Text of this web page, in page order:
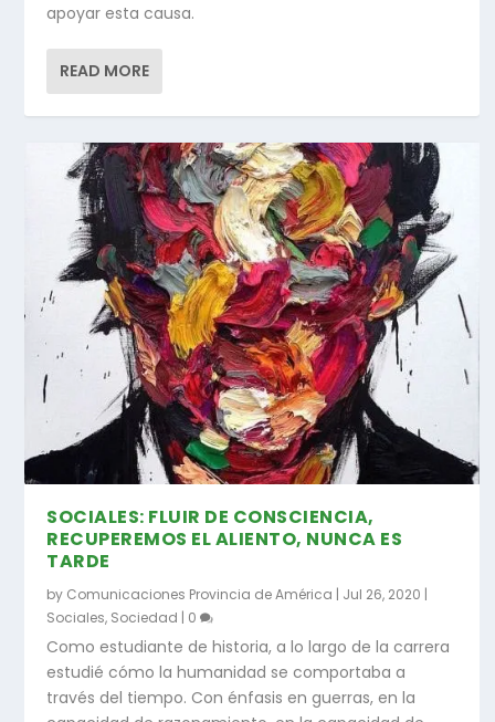
apoyar esta causa.
READ MORE
SOCIALES: FLUIR DE CONSCIENCIA,
RECUPEREMOS EL ALIENTO, NUNCA ES
TARDE
by Comunicaciones Provincia de América | Jul 26, 2020 |
Sociales, Sociedad | 0
Como estudiante de historia, a lo largo de la carrera
estudié cómo la humanidad se comportaba a
través del tiempo. Con énfasis en guerras, en la